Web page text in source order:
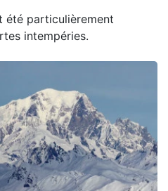
été particulièrement
intempéries.